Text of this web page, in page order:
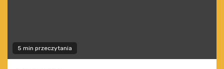
5 min przeczytania